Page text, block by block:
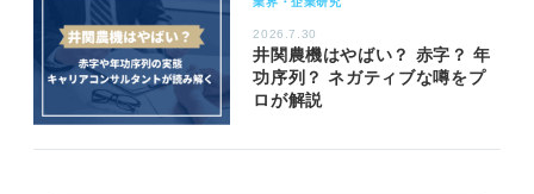
2026.7.30
井関農機はやばい？ 赤字？ 年
功序列？ ネガティブな噂をプ
ロが解説